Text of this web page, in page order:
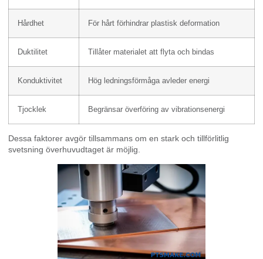
Hårdhet För hårt förhindrar plastisk deformation
Duktilitet Tillåter materialet att flyta och bindas
Konduktivitet Hög ledningsförmåga avleder energi
Tjocklek Begränsar överföring av vibrationsenergi
Dessa faktorer avgör tillsammans om en stark och tillförlitlig
svetsning överhuvudtaget är möjlig.